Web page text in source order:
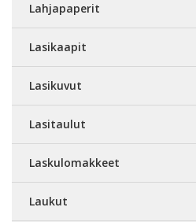
Lahjapaperit
Lasikaapit
Lasikuvut
Lasitaulut
Laskulomakkeet
Laukut